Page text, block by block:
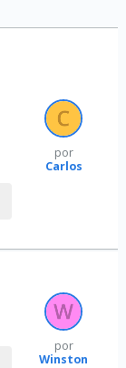
por
Carlos
por
Winston